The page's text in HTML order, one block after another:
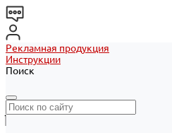
Рекламная продукция
Инструкции
Поиск